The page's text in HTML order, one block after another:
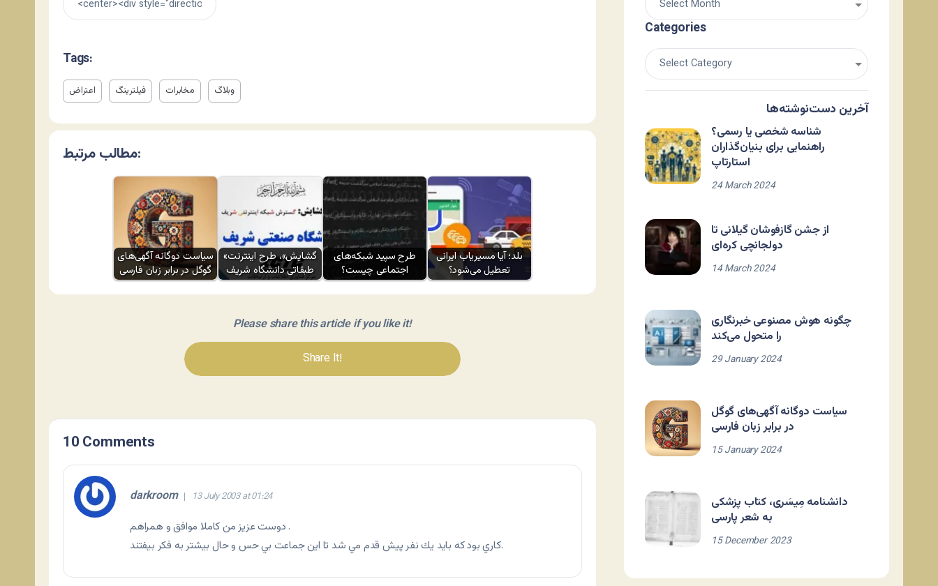
Tags:
اعتراض فیلترینگ مخابرات وبلاگ
مطالب مرتبط:
سیاست دوگانه آگهی‌های
گوگل در برابر زبان فارسی
«گشایش»، طرح اینترنت
طبقاتی دانشگاه شریف
طرح سپید شبکه‌های
اجتماعی چیست؟
بلد؛ آیا مسیر‌یاب ایرانی
تعطیل می‌شود؟
Please share this article if you like it!
Share It!
10 Comments
darkroom 13 July 2003 at 01:24
دوست عزيز من كاملا موافق و همراهم .
كاري بود كه بايد يك نفر پيش قدم مي شد تا اين جماعت بي حس و حال بيشتر به فكر بيفتند.
Categories
آخرین دست‌نوشته‌ها
شناسه شخصی یا رسمی؟
راهنمایی برای بنیان‌گذاران
استارتاپ
24 March 2024
از جشن گازفوشان گیلانی تا
دولجانچی کره‌ای
14 March 2024
چگونه هوش مصنوعی خبرنگاری
را متحول می‌کند
29 January 2024
سیاست دوگانه آگهی‌های گوگل
در برابر زبان فارسی
15 January 2024
دانشنامه مِیسَری، کتاب پزشکی
به شعر پارسی
15 December 2023